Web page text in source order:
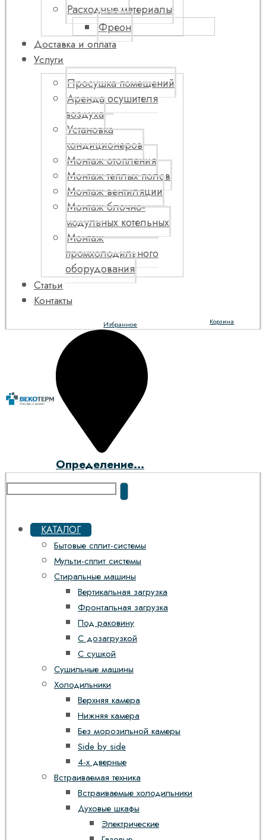
Расходные материалы
Фреон
Доставка и оплата
Услуги
Просушка помещений
Аренда осушителя
воздуха
Установка
кондиционеров
Монтаж отопления
Монтаж теплых полов
Монтаж вентиляции
Монтаж блочно-
модульных котельных
Монтаж
промхолодильного
оборудования
Статьи
Контакты
Корзина
Избранное
Определение...
КАТАЛОГ
Бытовые сплит-системы
Мульти-сплит системы
Стиральные машины
Вертикальная загрузка
Фронтальная загрузка
Под раковину
С дозагрузкой
С сушкой
Сушильные машины
Холодильники
Верхняя камера
Нижняя камера
Без морозильной камеры
Side by side
4-х дверные
Встраиваемая техника
Встраиваемые холодильники
Духовые шкафы
Электрические